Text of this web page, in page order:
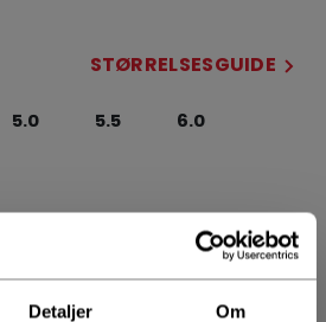
Detaljer Om
STØRRELSESGUIDE
5.0 5.5
6.0